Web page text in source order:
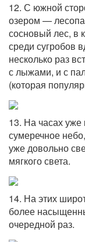
12. С южной
озером —
сосновый лес, в
среди сугробов
несколько раз
с лыжами, и с
(которая
13. На часах уже
сумеречное
уже довольно
мягкого света.
14. На этих
более
очередной раз.